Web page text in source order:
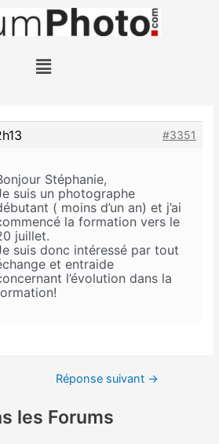
#3351
Stéphanie,
suis un photographe
( moins d’un an) et j’ai
la formation vers le
juillet.
suis donc intéressé par tout
et entraide
l’évolution dans la
Réponse suivant →
les Forums